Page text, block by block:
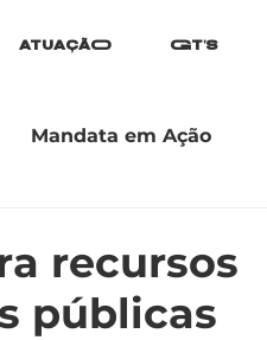
atuaçãO Gt's
Mandata em Ação
recursos
públicas